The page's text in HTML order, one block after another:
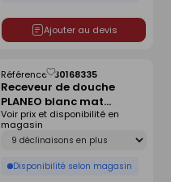
Ajouter au devis
Receveur de douche
PLANEO blanc mat
antidérapant - 160 x 90
cm
Référence :30168335
Déclinaison
Disponibilité selon magasin
Voir prix et disponibilité en
magasin
Enregistrer
comme
liste